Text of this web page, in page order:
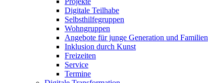
Digitale Teilhabe
Selbsthilfegruppen
Wohngruppen
Angebote für junge Generation und Familien
Inklusion durch Kunst
Freizeiten
Service
Termine